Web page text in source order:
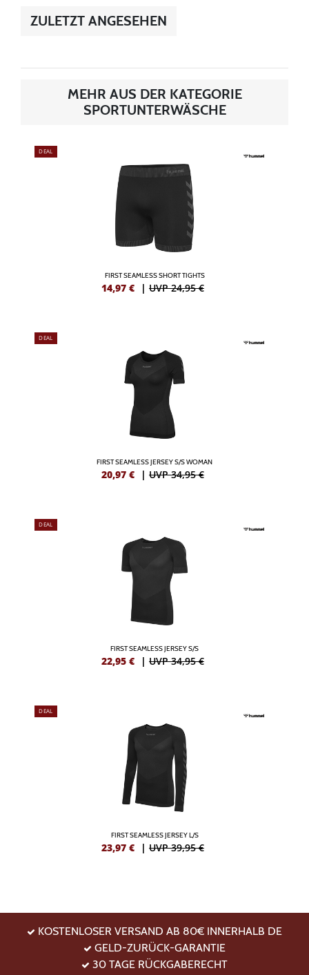
ZULETZT ANGESEHEN
MEHR AUS DER KATEGORIE
SPORTUNTERWÄSCHE
DEAL
FIRST SEAMLESS SHORT TIGHTS
14,97 € | UVP 24,95 €
DEAL
FIRST SEAMLESS JERSEY S/S WOMAN
20,97 € | UVP 34,95 €
DEAL
FIRST SEAMLESS JERSEY S/S
22,95 € | UVP 34,95 €
DEAL
FIRST SEAMLESS JERSEY L/S
23,97 € | UVP 39,95 €
KOSTENLOSER VERSAND AB 80€ INNERHALB DE
GELD-ZURÜCK-GARANTIE
30 TAGE RÜCKGABERECHT